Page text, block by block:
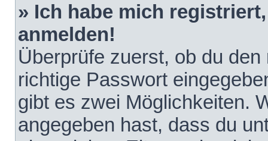
» Ich habe mich
anmelden!
Überprüfe zuerst, ob du
richtige Passwort
gibt es zwei Möglichkeiten.
angegeben hast, dass du